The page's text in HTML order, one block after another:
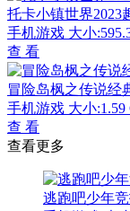
托卡小镇世界2023
手机游戏 大小
查 看
冒险岛枫之传说经
手机游戏 大小:1.59
查 看
查看更多
逃跑吧少年